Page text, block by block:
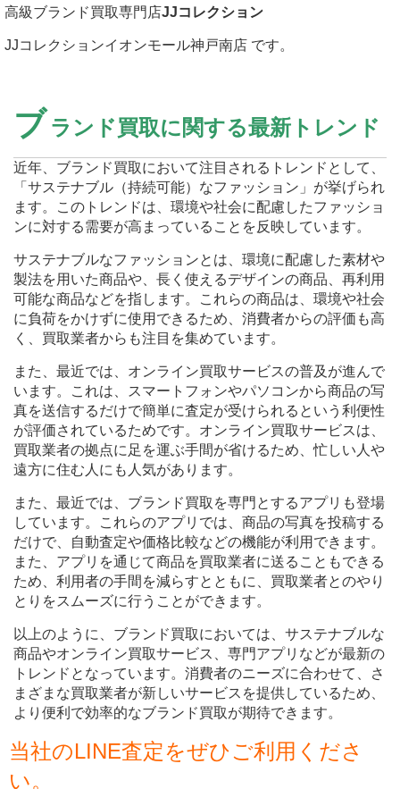
高級ブランド買取専門店JJコレクション
JJコレクションイオンモール神戸南店 です。
ブ ランド買取に関する最新トレンド
近年、ブランド買取において注目されるトレンドとして、
「サステナブル（持続可能）なファッション」が挙げられ
ます。このトレンドは、環境や社会に配慮したファッショ
ンに対する需要が高まっていることを反映しています。
サステナブルなファッションとは、環境に配慮した素材や
製法を用いた商品や、長く使えるデザインの商品、再利用
可能な商品などを指します。これらの商品は、環境や社会
に負荷をかけずに使用できるため、消費者からの評価も高
く、買取業者からも注目を集めています。
また、最近では、オンライン買取サービスの普及が進んで
います。これは、スマートフォンやパソコンから商品の写
真を送信するだけで簡単に査定が受けられるという利便性
が評価されているためです。オンライン買取サービスは、
買取業者の拠点に足を運ぶ手間が省けるため、忙しい人や
遠方に住む人にも人気があります。
また、最近では、ブランド買取を専門とするアプリも登場
しています。これらのアプリでは、商品の写真を投稿する
だけで、自動査定や価格比較などの機能が利用できます。
また、アプリを通じて商品を買取業者に送ることもできる
ため、利用者の手間を減らすとともに、買取業者とのやり
とりをスムーズに行うことができます。
以上のように、ブランド買取においては、サステナブルな
商品やオンライン買取サービス、専門アプリなどが最新の
トレンドとなっています。消費者のニーズに合わせて、さ
まざまな買取業者が新しいサービスを提供しているため、
より便利で効率的なブランド買取が期待できます。
当社のLINE査定をぜひご利用くださ
い。